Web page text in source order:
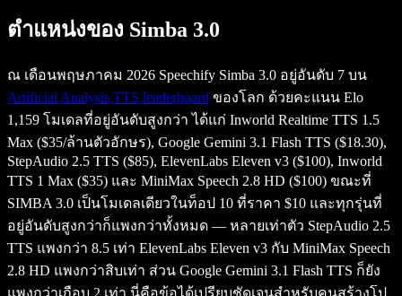
ตำแหน่งของ Simba 3.0
ณ เดือนพฤษภาคม 2026 Speechify Simba 3.0 อยู่อันดับ 7 บน
Artificial Analysis TTS leaderboard ของโลก ด้วยคะแนน Elo
1,159 โมเดลที่อยู่อันดับสูงกว่า ได้แก่ Inworld Realtime TTS 1.5
Max ($35/ล้านตัวอักษร), Google Gemini 3.1 Flash TTS ($18.30),
StepAudio 2.5 TTS ($85), ElevenLabs Eleven v3 ($100), Inworld
TTS 1 Max ($35) และ MiniMax Speech 2.8 HD ($100) ขณะที่
SIMBA 3.0 เป็นโมเดลเดียวในท็อป 10 ที่ราคา $10 และทุกรุ่นที่
อยู่อันดับสูงกว่าก็แพงกว่าทั้งหมด — หลายเท่าตัว StepAudio 2.5
TTS แพงกว่า 8.5 เท่า ElevenLabs Eleven v3 กับ MiniMax Speech
2.8 HD แพงกว่าสิบเท่า ส่วน Google Gemini 3.1 Flash TTS ก็ยัง